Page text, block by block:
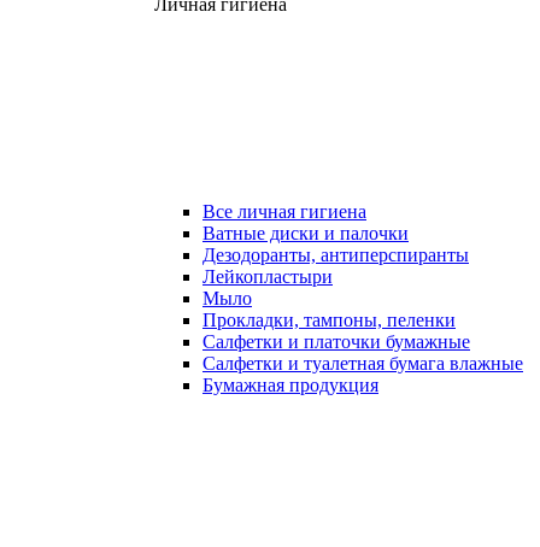
Личная гигиена
Все личная гигиена
Ватные диски и палочки
Дезодоранты, антиперспиранты
Лейкопластыри
Мыло
Прокладки, тампоны, пеленки
Салфетки и платочки бумажные
Салфетки и туалетная бумага влажные
Бумажная продукция